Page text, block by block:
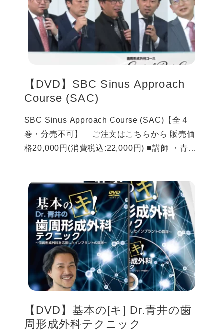
【DVD】SBC Sinus Approach
Course (SAC)
SBC Sinus Approach Course (SAC)【全４
巻・分売不可】 ご注文はこちらから 販売価
格20,000円(消費税込:22,000円) ■講師 ・青井
Basic Course（SBC）代表、インストラクタ
ー） ・佐々木 匡理（九州中央病院 歯科口
腔外科・インプラントセンター医長・センタ
ー長） ・宮地 栄介（宮地歯科医院 院長、
Surgical Basic Course（SBC）インストラク
ター） ・三條 直哉（三條歯科医院 院長、
Surgical Basic Course（SBC）インストラク
ター） ・白井 健太郎（SANTE DENTAL
Course（SBC）インストラクター） ■協力：
SBC事務局 サイナスアプローチの理解が深ま
【DVD】基本の[キ] Dr.青井の歯
周形成外科テクニック